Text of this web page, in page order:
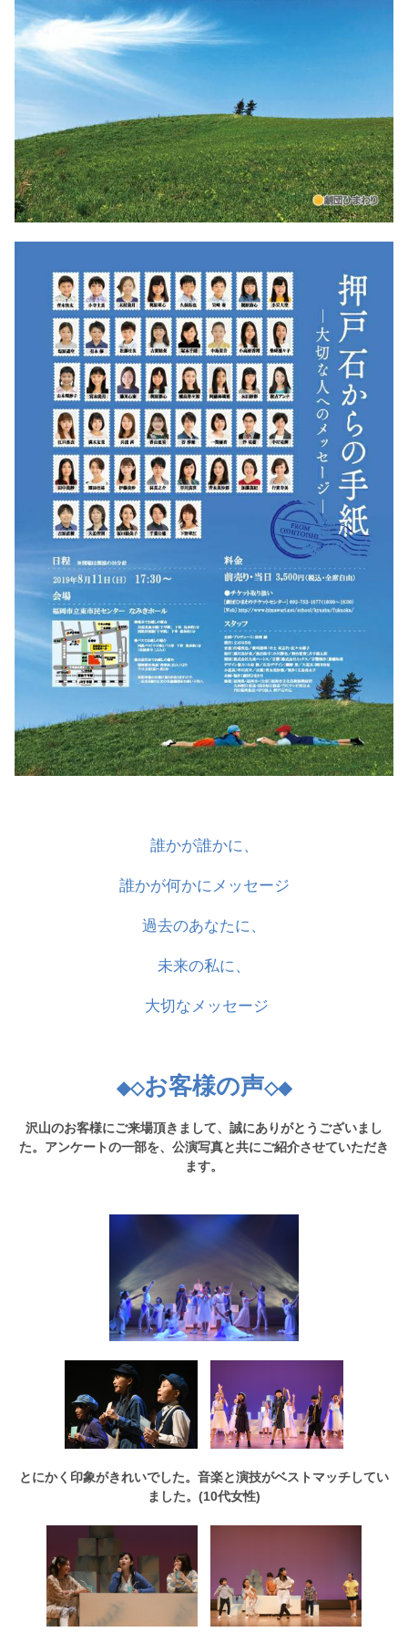
誰かが誰かに、
誰かが何かにメッセージ
過去のあなたに、
未来の私に、
大切なメッセージ
◆◇お客様の声◇◆
沢山のお客様にご来場頂きまして、誠にありがとうございまし
た。アンケートの一部を、公演写真と共にご紹介させていただき
ます。
とにかく印象がきれいでした。音楽と演技がベストマッチしてい
ました。(10代女性)